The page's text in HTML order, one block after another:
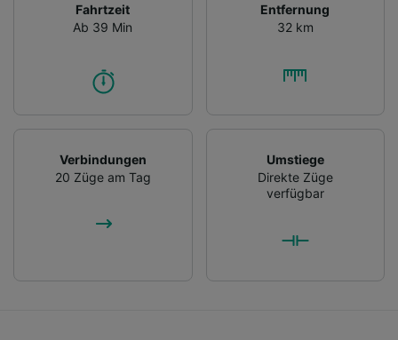
Fahrtzeit
Ab 39 Min
Entfernung
32 km
Verbindungen
20 Züge am Tag
Umstiege
Direkte Züge
verfügbar